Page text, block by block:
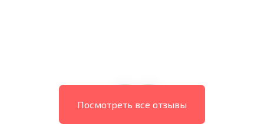
Посмотреть все отзывы